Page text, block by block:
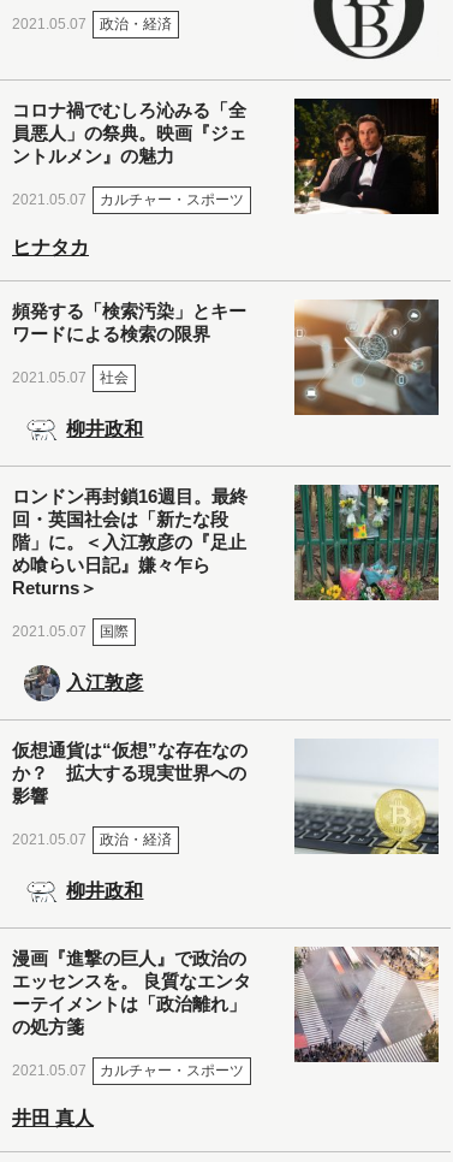
2021.05.07 政治・経済
コロナ禍でむしろ沁みる「全
員悪人」の祭典。映画『ジェ
ントルメン』の魅力
2021.05.07 カルチャー・スポーツ
ヒナタカ
頻発する「検索汚染」とキー
ワードによる検索の限界
2021.05.07 社会
柳井政和
ロンドン再封鎖16週目。最終
回・英国社会は「新たな段
階」に。＜入江敦彦の『足止
め喰らい日記』嫌々乍ら
Returns＞
2021.05.07 国際
入江敦彦
仮想通貨は“仮想”な存在なの
か？ 拡大する現実世界への
影響
2021.05.07 政治・経済
柳井政和
漫画『進撃の巨人』で政治の
エッセンスを。 良質なエンタ
ーテイメントは「政治離れ」
の処方箋
2021.05.07 カルチャー・スポーツ
井田 真人